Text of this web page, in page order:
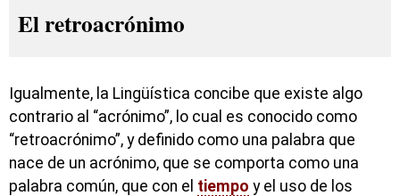
El retroacrónimo
Igualmente, la Lingüística concibe que existe algo
contrario al “acrónimo”, lo cual es conocido como
“retroacrónimo”, y definido como una palabra que
nace de un acrónimo, que se comporta como una
palabra común, que con el tiempo y el uso de los